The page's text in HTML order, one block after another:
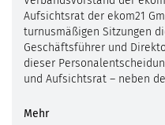
Aufsichtsrat der ekom21
turnusmäßigen Sitzungen
Geschäftsführer und
dieser
und Aufsichtsrat – neben
Mehr